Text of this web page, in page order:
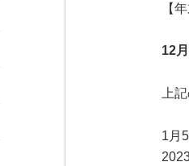
【
12
上
1月